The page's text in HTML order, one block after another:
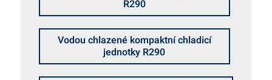
R290
Vodou chlazené kompaktní chladicí
jednotky R290